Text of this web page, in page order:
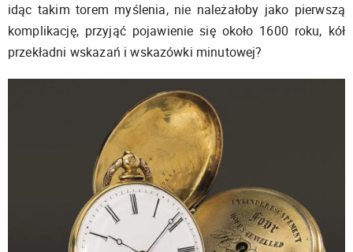
idąc takim torem myślenia, nie należałoby jako pierwszą
komplikację, przyjąć pojawienie się około 1600 roku, kół
przekładni wskazań i wskazówki minutowej?